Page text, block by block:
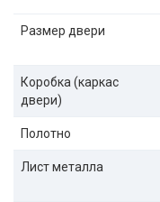
Размер двери
Коробка (каркас
двери)
Полотно
Лист металла